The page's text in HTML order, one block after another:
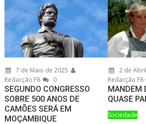
7 de Maio de 2025
Redacção F8
0
SEGUNDO CONGRESSO
SOBRE 500 ANOS DE
CAMÕES SERÁ EM
MOÇAMBIQUE
2 de
Redacção F8
MANDEM
QUASE
Sociedade